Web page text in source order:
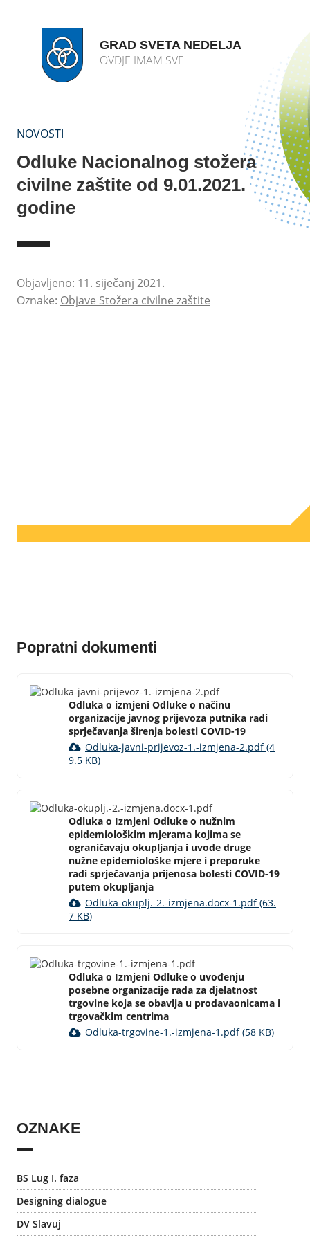
GRAD SVETA NEDELJA
OVDJE IMAM SVE
NOVOSTI
Odluke Nacionalnog stožera
civilne zaštite od 9.01.2021.
godine
Objavljeno: 11. siječanj 2021.
Oznake: Objave Stožera civilne zaštite
Popratni dokumenti
Odluka o izmjeni Odluke o načinu
organizacije javnog prijevoza putnika radi
sprječavanja širenja bolesti COVID-19
Odluka-javni-prijevoz-1.-izmjena-2.pdf (4
9.5 KB)
Odluka o Izmjeni Odluke o nužnim
epidemiološkim mjerama kojima se
ograničavaju okupljanja i uvode druge
nužne epidemiološke mjere i preporuke
radi sprječavanja prijenosa bolesti COVID-19
putem okupljanja
Odluka-okuplj.-2.-izmjena.docx-1.pdf (63.
7 KB)
Odluka o Izmjeni Odluke o uvođenju
posebne organizacije rada za djelatnost
trgovine koja se obavlja u prodavaonicama i
trgovačkim centrima
Odluka-trgovine-1.-izmjena-1.pdf (58 KB)
OZNAKE
BS Lug I. faza
Designing dialogue
DV Slavuj